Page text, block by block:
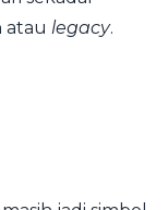
atau legacy.